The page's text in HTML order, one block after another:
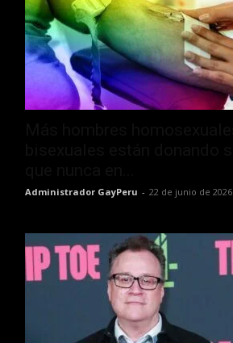
Administrador GayPeru - 22 de junio de 2026